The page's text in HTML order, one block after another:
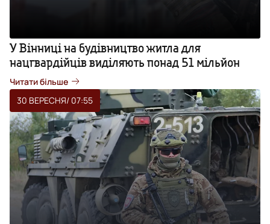
У Вінниці на будівництво житла для
нацгвардійців виділяють понад 51 мільйон
Читати більше
30 ВЕРЕСНЯ/ 07:55